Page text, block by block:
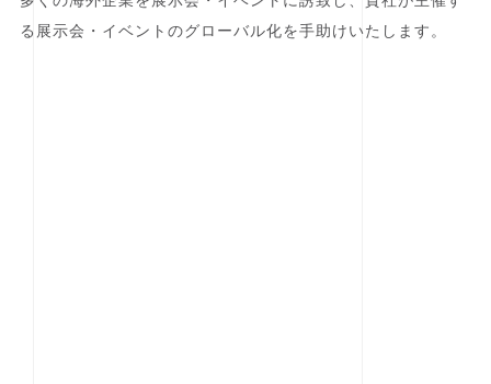
る展示会・イベントのグローバル化を手助けいたします。